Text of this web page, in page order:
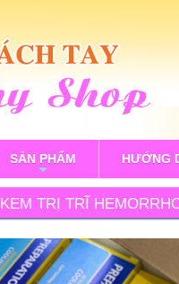
+
SẢN PHẨM HƯỚNG
KEM TRỊ TRĨ